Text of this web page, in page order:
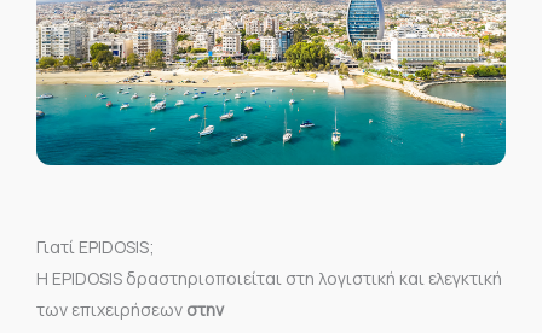
Γιατί EPIDOSIS;
Η EPIDOSIS δραστηριοποιείται στη λογιστική και ελεγκτική
των επιχειρήσεων στην